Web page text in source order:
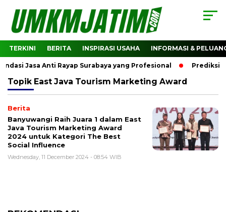
TERKINI BERITA INSPIRASI USAHA INFORMASI &
Jasa Anti Rayap Surabaya yang Profesional Prediksi
Topik East Java Tourism Marketing Award
Berita
Banyuwangi Raih Juara 1 dalam East
Java Tourism Marketing Award
2024 untuk Kategori The Best
Social Influence
Wednesday, 11 December 2024 - 08:54 WIB